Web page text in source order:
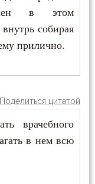
в этом
собирая
прилично.
Поделиться цитатой
врачебного
в нем всю